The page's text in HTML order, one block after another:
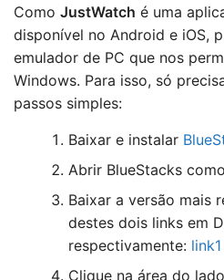
Como JustWatch é uma
disponível no Android e iOS,
emulador de PC que nos
Windows. Para isso, só
passos simples:
Baixar e instalar
Abrir BlueStacks
Baixar a versão mais
destes dois links em
respectivamente: link1
Clique na área do